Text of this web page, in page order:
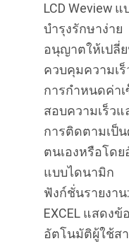
LCD Weview
บำรุงรักษาง่าย
อนุญาตให้เปลี่
ควบคุมความเ
การกำหนดค่า
สอบความเร็ว
การติดตามเป็
ตนเองหรือโด
แบบไดนามิก
ฟังก์ชั่นรายงา
EXCEL แสดง
อัตโนมัติผู้ใช้ส